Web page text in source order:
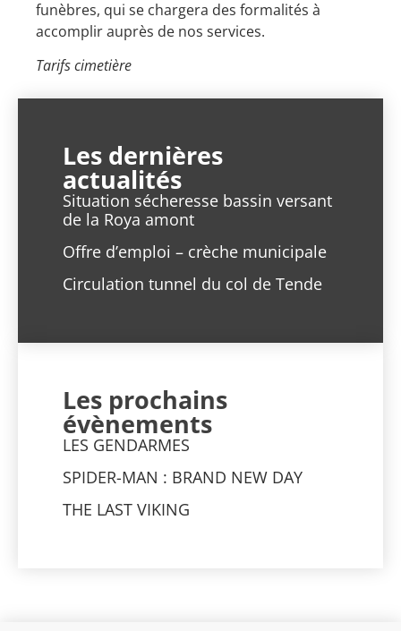
funèbres, qui se chargera des formalités à
accomplir auprès de nos services.
Tarifs cimetière
Les dernières
actualités
Situation sécheresse bassin versant
de la Roya amont
Offre d’emploi – crèche municipale
Circulation tunnel du col de Tende
Les prochains
évènements
LES GENDARMES
SPIDER-MAN : BRAND NEW DAY
THE LAST VIKING